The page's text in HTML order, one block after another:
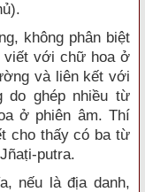
không phân biệt
viết với chữ hoa ở
và liên kết với
do ghép nhiều từ
ở phiên âm. Thí
cho thấy có ba từ
putra.
nếu là địa danh,